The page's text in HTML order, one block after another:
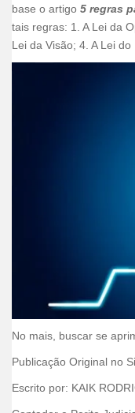
base o artigo 5 regras
tais regras: 1. A Lei da
Lei da Visão; 4. A Lei
No mais, buscar se
Publicação Original no
Escrito por: KAIK